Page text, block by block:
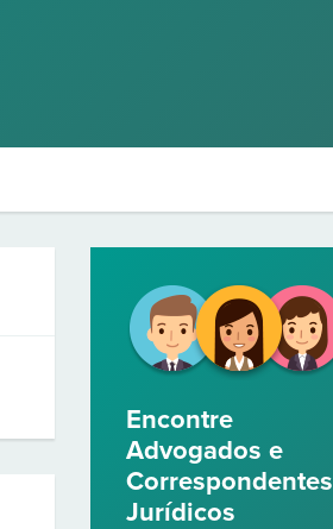
Encontre
Advogados e
Correspondentes
Jurídicos